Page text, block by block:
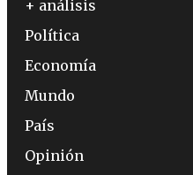
+ análisis
Política
Economía
Mundo
País
Opinión